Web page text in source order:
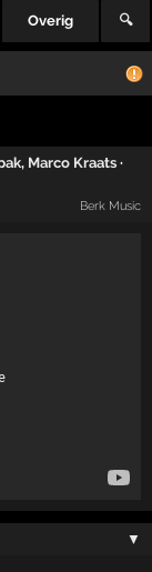
Overig 🔍
, Marco Kraats ·
Berk Music
▼